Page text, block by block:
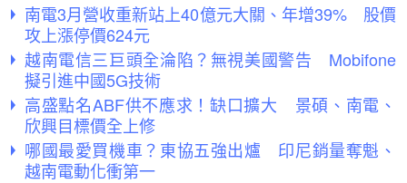
南電3月營收重新站上40億元大關、年增39% 股價
攻上漲停價624元
越南電信三巨頭全淪陷？無視美國警告 Mobifone
擬引進中國5G技術
高盛點名ABF供不應求！缺口擴大 景碩、南電、
欣興目標價全上修
哪國最愛買機車？東協五強出爐 印尼銷量奪魁、
越南電動化衝第一